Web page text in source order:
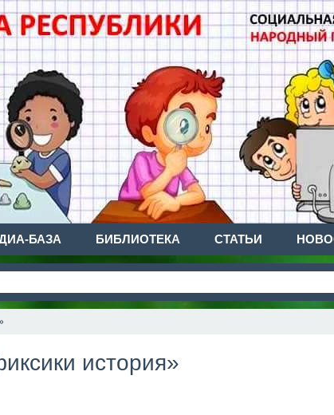
БАЗА БИБЛИОТЕКА СТАТЬИ
история»